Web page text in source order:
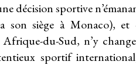
décision sportive
a son siège à Monaco),
Afrique-du-Sud, n’y
sportif